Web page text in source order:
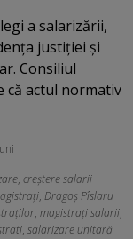
a salarizării,
justiției și
Consiliul
că actul normativ
, creștere salarii
, Dragoş Pîslaru
, magistrați salarii,
, salarizare unitară